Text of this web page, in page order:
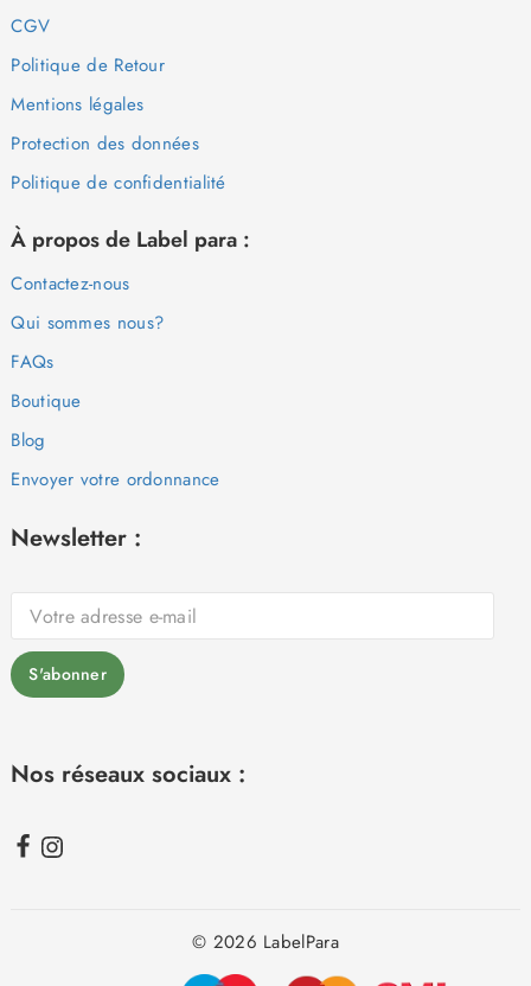
CGV
Politique de Retour
Mentions légales
Protection des données
Politique de confidentialité
À propos de Label para :
Contactez-nous
Qui sommes nous?
FAQs
Boutique
Blog
Envoyer votre ordonnance
Newsletter :
Nos réseaux sociaux :
© 2026 LabelPara